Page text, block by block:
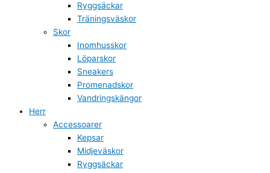
Ryggsäckar
Träningsväskor
Skor
Inomhusskor
Löparskor
Sneakers
Promenadskor
Vandringskängor
Herr
Accessoarer
Kepsar
Midjeväskor
Ryggsäckar